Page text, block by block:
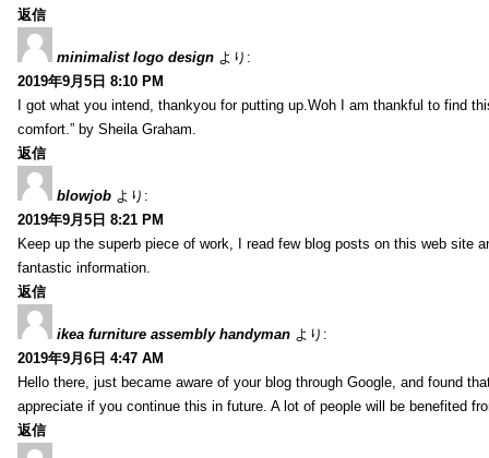
返信
minimalist logo design より:
2019年9月5日 8:10 PM
I got what you intend, thankyou for putting up.Woh I am thankful to find
comfort.” by Sheila Graham.
返信
blowjob より:
2019年9月5日 8:21 PM
Keep up the superb piece of work, I read few blog posts on this web site
fantastic information.
返信
ikea furniture assembly handyman より:
2019年9月6日 4:47 AM
Hello there, just became aware of your blog through Google, and found
appreciate if you continue this in future. A lot of people will be benefited
返信